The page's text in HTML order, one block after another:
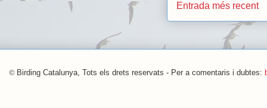
Entrada més recent
© Birding Catalunya, Tots els drets reservats - Per a comentaris i dubtes: